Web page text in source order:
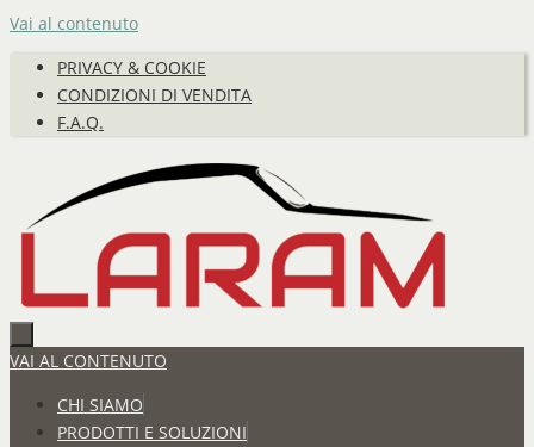
Vai al contenuto
PRIVACY & COOKIE
CONDIZIONI DI VENDITA
F.A.Q.
VAI AL CONTENUTO
CHI SIAMO
PRODOTTI E SOLUZIONI